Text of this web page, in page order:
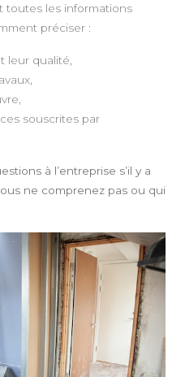
toutes les informations
préciser :
leur qualité,
souscrites par
à l’entreprise s’il y a
ne comprenez pas ou qui